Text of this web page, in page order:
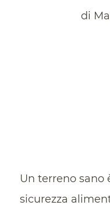
di
Un terreno sano
sicurezza